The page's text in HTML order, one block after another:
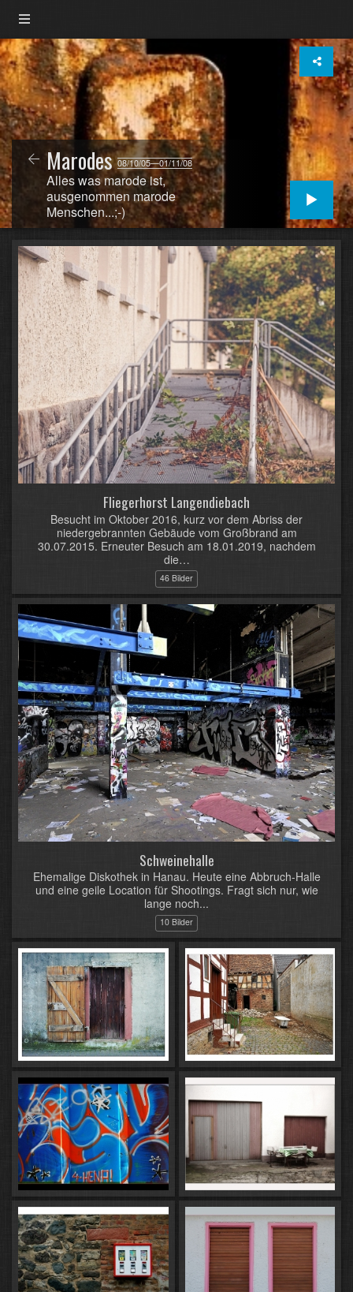
Marodes08/10/05—01/11/08
Alles was marode ist,
ausgenommen marode
Menschen...;-)
Fliegerhorst Langendiebach
Besucht im Oktober 2016, kurz vor dem Abriss der
niedergebrannten Gebäude vom Großbrand am
30.07.2015. Erneuter Besuch am 18.01.2019, nachdem
die…
46 Bilder
Schweinehalle
Ehemalige Diskothek in Hanau. Heute eine Abbruch-Halle
und eine geile Location für Shootings. Fragt sich nur, wie
lange noch...
10 Bilder